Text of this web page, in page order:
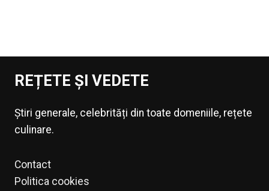
REȚETE ȘI VEDETE
Știri generale, celebrități din toate domeniile, rețete
culinare.
Contact
Politica cookies